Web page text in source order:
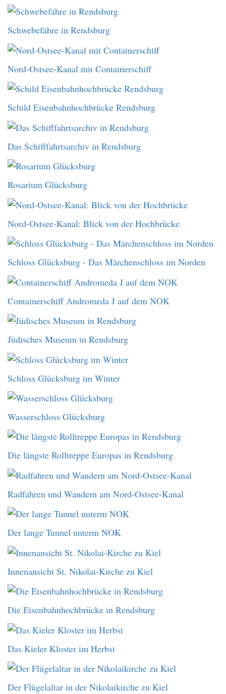
Schwebefähre in Rendsburg
Nord-Ostsee-Kanal mit Containerschiff
Schild Eisenbahnhochbrücke Rendsburg
Das Schifffahrtsarchiv in Rendsburg
Rosarium Glücksburg
Nord-Ostsee-Kanal: Blick von der Hochbrücke
Schloss Glücksburg - Das Märchenschloss im Norden
Containerschiff Andromeda J auf dem NOK
Jüdisches Museum in Rendsburg
Schloss Glücksburg im Winter
Wasserschloss Glücksburg
Die längste Rolltreppe Europas in Rendsburg
Radfahren und Wandern am Nord-Ostsee-Kanal
Der lange Tunnel unterm NOK
Innenansicht St. Nikolai-Kirche zu Kiel
Die Eisenbahnhochbrücke in Rendsburg
Das Kieler Kloster im Herbst
Der Flügelaltar in der Nikolaikirche zu Kiel